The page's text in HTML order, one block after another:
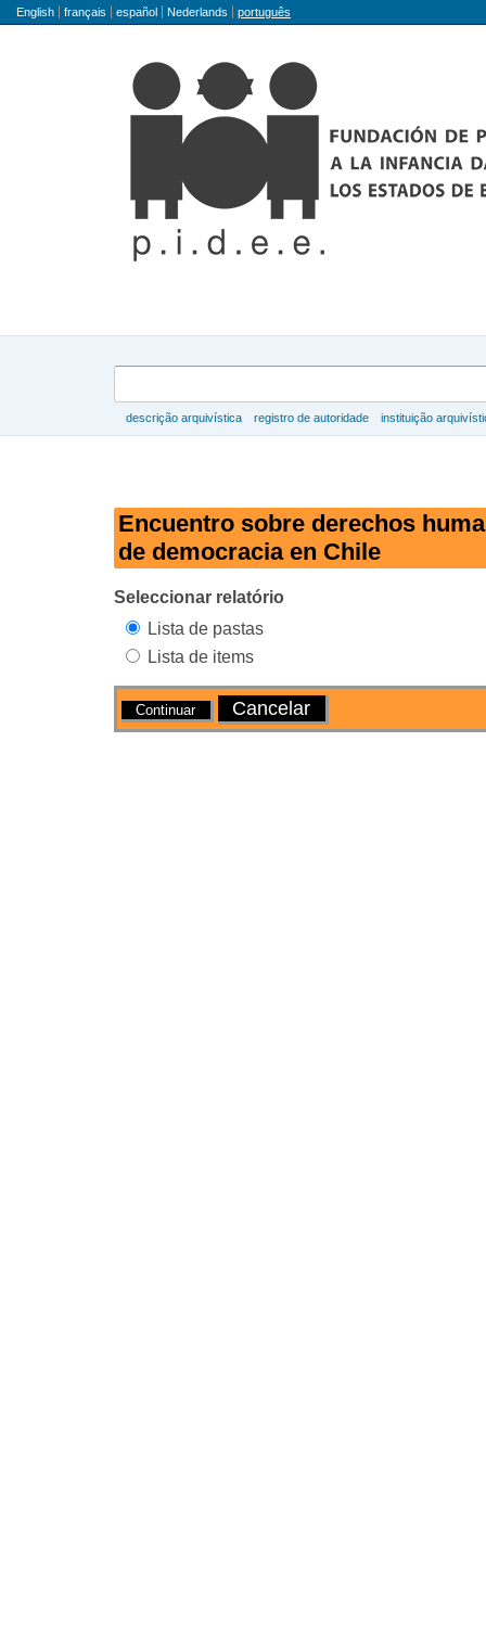
Idioma
English français español Nederlands português
descrição arquivística registro de autoridade instituição
Encuentro sobre derechos
de democracia en Chile
Seleccionar relatório
Lista de pastas
Lista de items
Acções Cancelar